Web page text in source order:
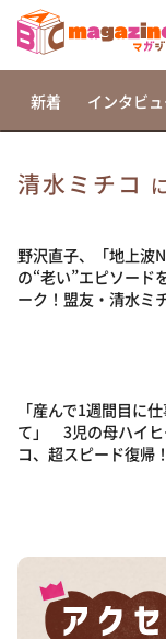
相席食堂
これ余談な
～人生密着
news おかえ
河合＆A.B.C-
（news おか
教えて！ニュ
新着 インタビ
清水ミチコ
野沢直子、「地上波
の“老い”エピソード
ーク！盟友・清水ミ
「産んで1週間目に
て」 3児の母ハイヒ
コ、超スピード復帰